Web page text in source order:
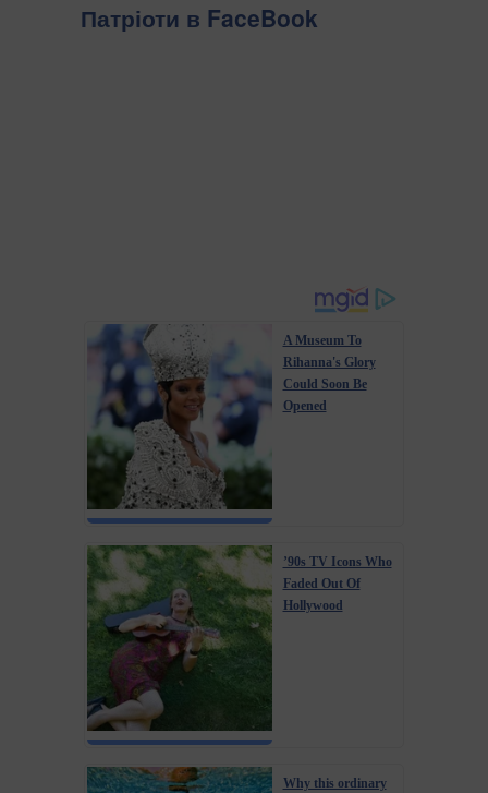
Патріоти в FaceBook
A Museum To
Rihanna's Glory
Could Soon Be
Opened
’90s TV Icons Who
Faded Out Of
Hollywood
Why this ordinary